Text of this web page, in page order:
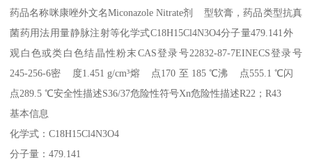
药品名称咪康唑外文名Miconazole Nitrate剂 型软膏，药品类型抗真
菌药用法用量静脉注射等化学式C18H15Cl4N3O4分子量479.141外
观白色或类白色结晶性粉末CAS登录号22832-87-7EINECS登录号
245-256-6密 度1.451 g/cm³熔 点170 至 185 ℃沸 点555.1 ℃闪
点289.5 ℃安全性描述S36/37危险性符号Xn危险性描述R22；R43
基本信息
化学式：C18H15Cl4N3O4
分子量：479.141